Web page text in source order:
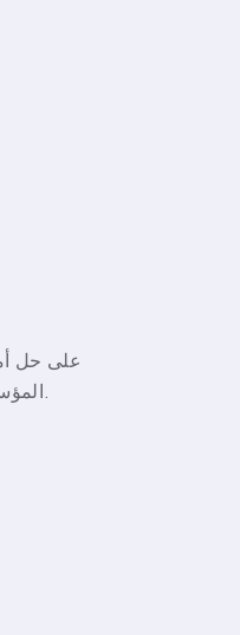
المؤسسة لمقاومة أشكال مختلفة من الهجمات وزراعة طروادة من المصدر.